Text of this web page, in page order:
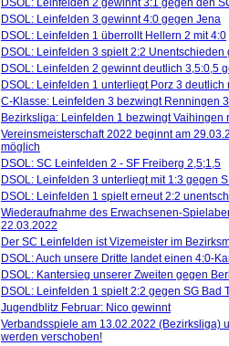
DSOL: Leinfelden 2 gewinnt 3:1 gegen den
DSOL: Leinfelden 3 gewinnt 4:0 gegen Jena
DSOL: Leinfelden 1 überrollt Hellern 2 mit 4:0
DSOL: Leinfelden 3 spielt 2:2 Unentschieden
DSOL: Leinfelden 2 gewinnt deutlich 3,5:0,5
DSOL: Leinfelden 1 unterliegt Porz 3 deutlich
C-Klasse: Leinfelden 3 bezwingt Renningen
Bezirksliga: Leinfelden 1 bezwingt Vaihingen
Vereinsmeisterschaft 2022 beginnt am
möglich
DSOL: SC Leinfelden 2 - SF Freiberg 2,5;1,5
DSOL: Leinfelden 3 unterliegt mit 1:3 gegen
DSOL: Leinfelden 1 spielt erneut 2:2
Wiederaufnahme des Erwachsenen-
22.03.2022
Der SC Leinfelden ist Vizemeister im
DSOL: Auch unsere Dritte landet einen 4:0-
DSOL: Kantersieg unserer Zweiten gegen
DSOL: Leinfelden 1 spielt 2:2 gegen SG Bad
Jugendblitz Februar: Nico gewinnt
Verbandsspiele am 13.02.2022 (Bezirksliga)
werden verschoben!